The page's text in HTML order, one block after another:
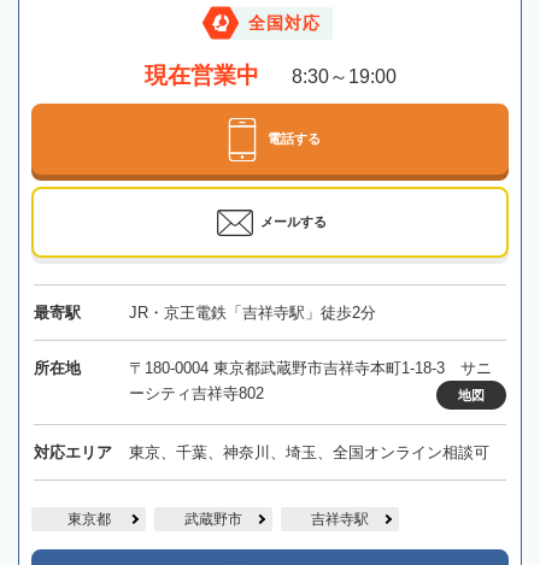
全国対応
現在営業中 8:30～19:00
電話する
メールする
最寄駅 JR・京王電鉄「吉祥寺駅」徒歩2分
所在地
〒180-0004 東京都武蔵野市吉祥寺本町1-18-3 サニ
ーシティ吉祥寺802
地図
対応エリア 東京、千葉、神奈川、埼玉、全国オンライン相談可
東京都 武蔵野市 吉祥寺駅